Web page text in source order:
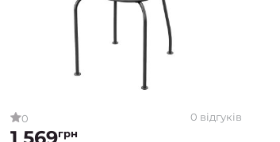
0 0 відгуків
грн